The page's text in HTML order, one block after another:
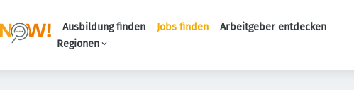
Ausbildung finden Jobs finden
Arbeitgeber entdecken
Regionen